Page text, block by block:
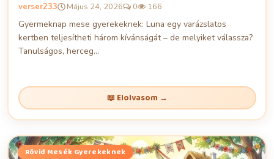
verser233 Május 24, 2026 0 166
Gyermeknap mese gyerekeknek: Luna egy varázslatos
kertben teljesítheti három kívánságát – de melyiket válassza?
Tanulságos, herceg...
📖 Elolvasom →
Rövid Mesék Gyerekeknek